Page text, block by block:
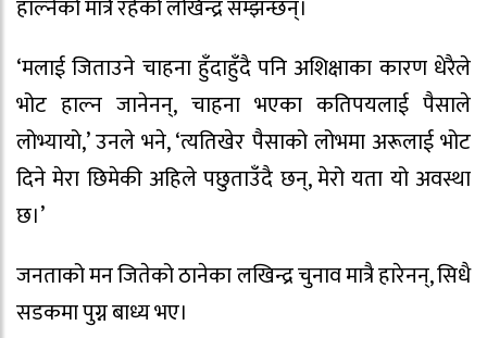
हाल्नेको मात्रै रहेको लखिन्द्र सम्झन्छन्।
‘मलाई जिताउने चाहना हुँदाहुँदै पनि अशिक्षाका कारण धेरैले
भोट हाल्न जानेनन्, चाहना भएका कतिपयलाई पैसाले
लोभ्यायो,’ उनले भने, ‘त्यतिखेर पैसाको लोभमा अरूलाई भोट
दिने मेरा छिमेकी अहिले पछुताउँदै छन्, मेरो यता यो अवस्था
छ।’
जनताको मन जितेको ठानेका लखिन्द्र चुनाव मात्रै हारेनन्, सिधै
सडकमा पुग्न बाध्य भए।